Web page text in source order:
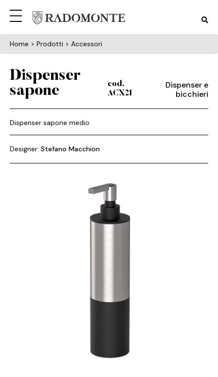
Home > Prodotti > Accessori
Dispenser
sapone
cod.
ACX21
Dispenser e
bicchieri
Dispenser sapone medio
Designer: Stefano Macchion